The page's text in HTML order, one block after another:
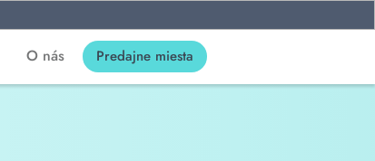
O nás Predajne miesta